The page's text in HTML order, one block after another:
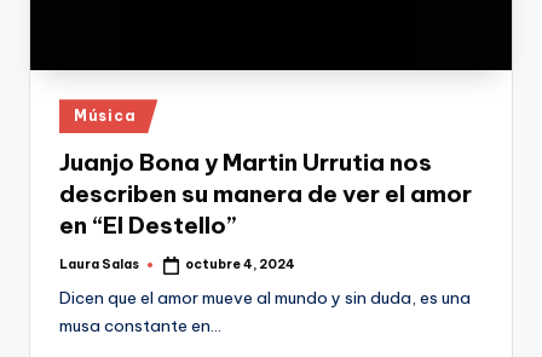
Publicado
en
Música
Juanjo Bona y Martin Urrutia nos
describen su manera de ver el amor
en “El Destello”
Publicado
Laura Salas octubre 4, 2024
Dicen que el amor mueve al mundo y sin duda, es una
musa constante en…